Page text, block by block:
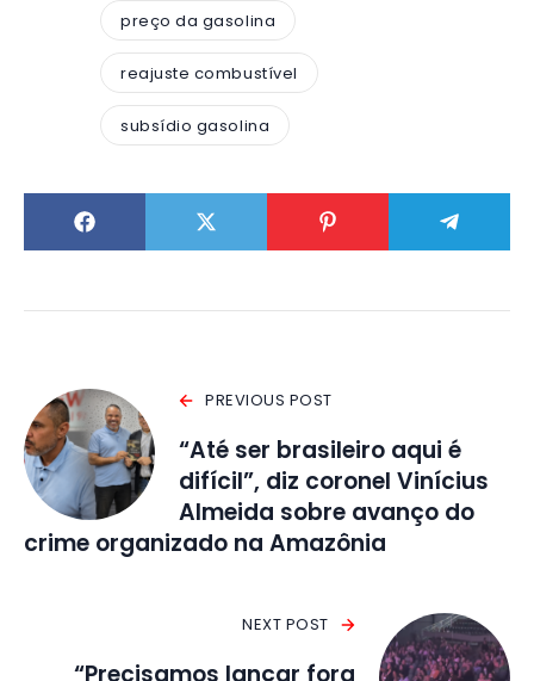
preço da gasolina
reajuste combustível
subsídio gasolina
PREVIOUS POST
“Até ser brasileiro aqui é
difícil”, diz coronel Vinícius
Almeida sobre avanço do
crime organizado na Amazônia
NEXT POST